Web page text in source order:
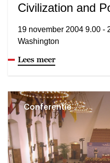
Civilization and
19 november 2004 9.00 -
Washington
Lees meer
Conferentie